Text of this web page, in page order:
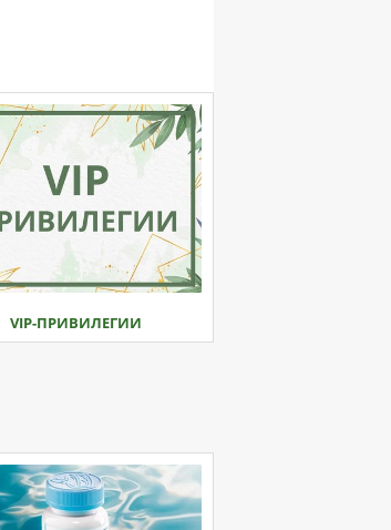
VIP-ПРИВИЛЕГИИ